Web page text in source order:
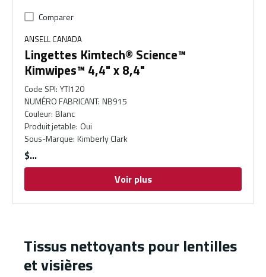
Comparer
ANSELL CANADA
Lingettes Kimtech® Science™
Kimwipes™ 4,4" x 8,4"
Code SPI: YTI120
NUMÉRO FABRICANT: NB915
Couleur: Blanc
Produit jetable: Oui
Sous-Marque: Kimberly Clark
$
Voir plus
Tissus nettoyants pour lentilles
et visières